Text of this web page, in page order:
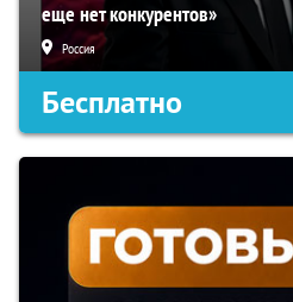
еще нет конкурентов»
Россия
Бесплатно